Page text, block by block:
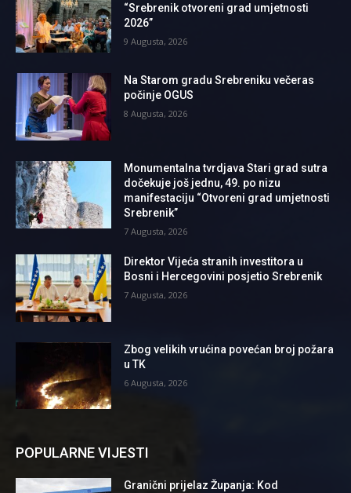
“Srebrenik otvoreni grad umjetnosti
2026”
9 Augusta, 2026
Na Starom gradu Srebreniku večeras
počinje OGUS
8 Augusta, 2026
Monumentalna tvrdjava Stari grad sutra
dočekuje još jednu, 49. po nizu
manifestaciju “Otvoreni grad umjetnosti
Srebrenik”
7 Augusta, 2026
Direktor Vijeća stranih investitora u
Bosni i Hercegovini posjetio Srebrenik
7 Augusta, 2026
Zbog velikih vrućina povećan broj požara
u TK
6 Augusta, 2026
POPULARNE VIJESTI
Granični prijelaz Županja: Kod